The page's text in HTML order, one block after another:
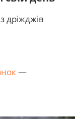
дріжджів
—